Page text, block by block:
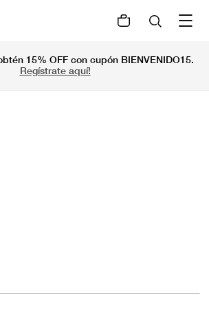
15% OFF con cupón BIENVENIDO15.
Regístrate aquí!